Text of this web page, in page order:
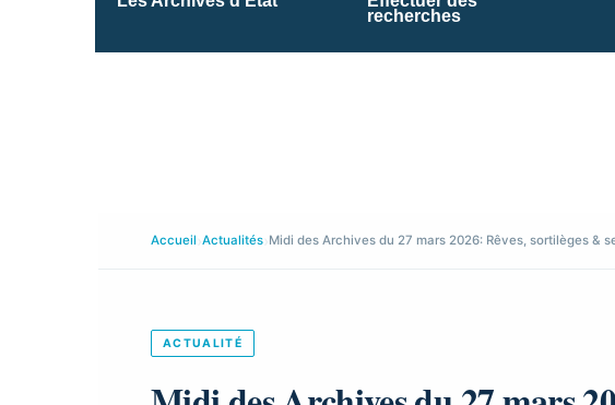
recherches
Accueil Actualités Midi des Archives du 27 mars 2026: Rêves, sortilèges &
ACTUALITÉ